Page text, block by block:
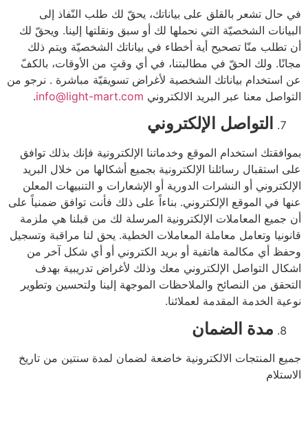
في حال تشعر بالقلق على بياناتك، يحقّ لك طلب النّفاذ إلى
البيانات الشخصيّة التي نحملها لك أو سبق ونقلتها إلينا. ويحقّ لك
أن تطلب منّا تصحيح أية أخطاء في بياناتك الشخصيّة ويتم ذلك
مجانًا. ولك الحقّ في مطالبتنا، في أي وقتٍ من الأوقات، بالكفّ
عن استخدام بياناتك الشخصية لأغراض تسويقيّة مباشرة . نرجو من
التواصل معنا عبر البريد الالكتروني info@light-mart.com
.
التواصل الإلكتروني
بموافقتك استخدام الموقع وخدماتنا الإلكترونية فإنك بذلك توافق
على استقبال رسائلنا الإلكترونية بجميع أشكالها من خلال البريد
الإلكتروني أو النشرات الدورية أو الإشعارات و التنبيهات المعلن
عنها في الموقع الإلكتروني. بناءاً على ذلك فأنت توافق ضمنياً على
أن جميع المعاملات الإلكترونية المرسلة لك من قبلنا هي ملزمة
قانونيا وتعامل معاملة المعاملات الخطية. يحق لنا مراقبة وتسجيل
وحفظ أي مكالمة هاتفية أو بريد الكتروني أو أي شكل آخر من
اشكال التواصل الإلكتروني معك وذلك لأغراض تدريبية بهدف
التحقق من النصائح والملاحظات الموجهة إلينا ولتحسين وتطوير
نوعية الخدمة المقدمة لعملائنا.
مدة الضمان
جميع المنتجات الالكترونية خاضعة لضمان لمدة سنتين من تاريخ
الاستلام